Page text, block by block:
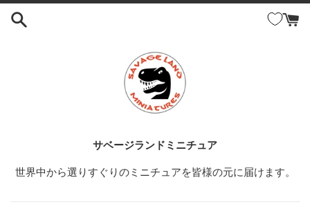
コ
サベージランドミニチュア
世界中から選りすぐりのミニチュアを皆様の元に届けます。